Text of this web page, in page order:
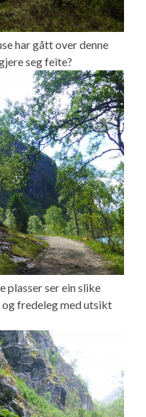
har gått over denne
seg feite?
plasser ser ein slike
fredeleg med utsikt